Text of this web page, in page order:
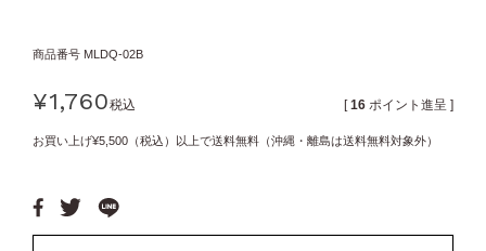
商品番号 MLDQ-02B
¥1,760税込 [ 16 ポイント進呈 ]
お買い上げ¥5,500（税込）以上で送料無料（沖縄・離島は送料無料対象外）